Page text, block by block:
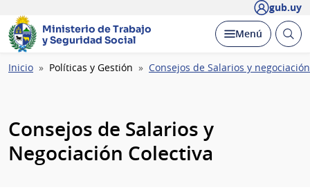
gub.uy
Ministerio de Trabajo
y Seguridad Social
Desplegar
Menú Abrir
Ruta
Inicio Políticas y Gestión Consejos de Salarios y
Consejos de Salarios y
Negociación Colectiva